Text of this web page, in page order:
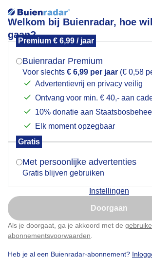
Welkom bij Buienradar, hoe
gaan?
Premium € 6,99 / jaar
Buienradar Premium
Voor slechts € 6,99 per jaar (€ 0,58
Advertentievrij en privacy veilig
Ontvang voor min. € 40,- aan
10% donatie aan
Elk moment opzegbaar
Gratis
Met persoonlijke advertenties
Gratis blijven gebruiken
Instellingen
Doorgaan
Als je doorgaat, ga je akkoord met de
abonnementsvoorwaarden
Heb je al een Buienradar-abonnement?
Een zonnig doorkijkje...
Colijnsplaat, Zeeland
Mogen we je locatie
Indien je hier nog geen akkoord op
verschijnt er zo een pop-up uit je
Is goed, toon de
Nu niet, misschien
Klik hierom dit aan te